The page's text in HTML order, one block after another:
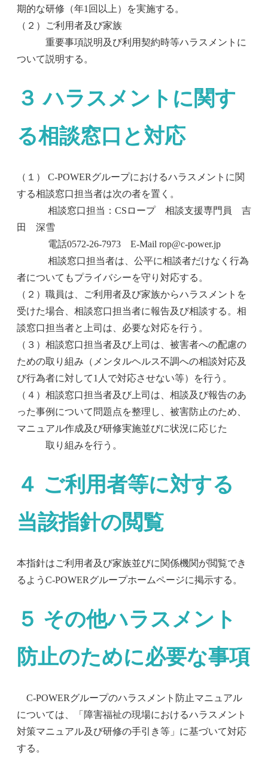
期的な研修（年1回以上）を実施する。
（２）ご利用者及び家族
重要事項説明及び利用契約時等ハラスメントに
ついて説明する。
３ ハラスメントに関す
る相談窓口と対応
（１） C-POWERグループにおけるハラスメントに関
する相談窓口担当者は次の者を置く。
相談窓口担当：CSロープ 相談支援専門員 吉
田 深雪
電話0572-26-7973 E-Mail rop@c-power.jp
相談窓口担当者は、公平に相談者だけなく行為
者についてもプライバシーを守り対応する。
（２）職員は、ご利用者及び家族からハラスメントを
受けた場合、相談窓口担当者に報告及び相談する。相
談窓口担当者と上司は、必要な対応を行う。
（３）相談窓口担当者及び上司は、被害者への配慮の
ための取り組み（メンタルヘルス不調への相談対応及
び行為者に対して1人で対応させない等）を行う。
（４）相談窓口担当者及び上司は、相談及び報告のあ
った事例について問題点を整理し、被害防止のため、
マニュアル作成及び研修実施並びに状況に応じた
取り組みを行う。
４ ご利用者等に対する
当該指針の閲覧
本指針はご利用者及び家族並びに関係機関が閲覧でき
るようC-POWERグループホームページに掲示する。
５ その他ハラスメント
防止のために必要な事項
C-POWERグループのハラスメント防止マニュアル
については、「障害福祉の現場におけるハラスメント
対策マニュアル及び研修の手引き等」に基づいて対応
する。